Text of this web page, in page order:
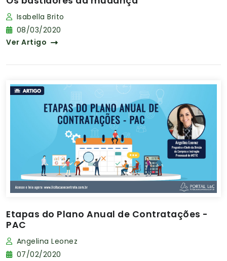
Isabella Brito
08/03/2020
Ver Artigo
Etapas do Plano Anual de Contratações -
PAC
Angelina Leonez
07/02/2020